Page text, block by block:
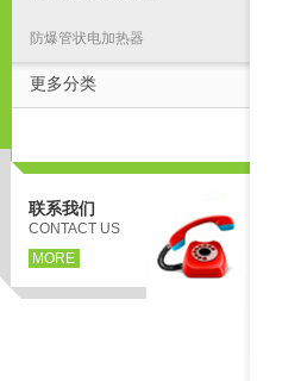
防爆管状电加热器
更多分类
联系我们
CONTACT US
MORE